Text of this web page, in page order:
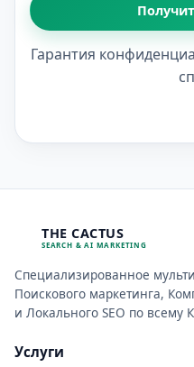
Гарантия
THE CACTUS
SEARCH & AI MARKETING
Специализированное
Поискового маркетинга,
и Локального SEO по всему
Услуги